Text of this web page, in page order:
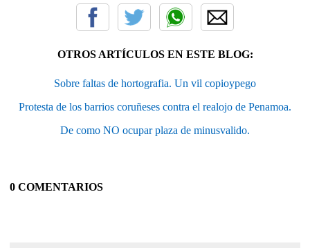
OTROS ARTÍCULOS EN ESTE BLOG:
Sobre faltas de hortografia. Un vil copioypego
Protesta de los barrios coruñeses contra el realojo de Penamoa.
De como NO ocupar plaza de minusvalido.
0 COMENTARIOS